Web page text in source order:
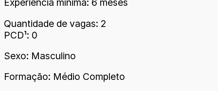
Experiência mínima: 6 meses
Quantidade de vagas: 2
PCD¹: 0
Sexo: Masculino
Formação: Médio Completo